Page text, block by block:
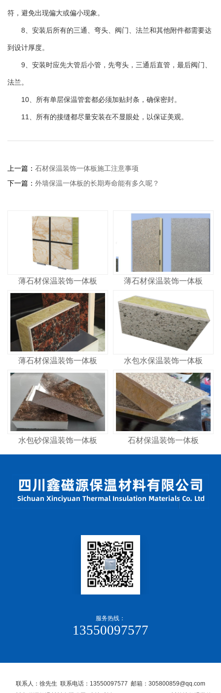
符，避免出现偏大或偏小现象。
8、安装后所有的三通、弯头、阀门、法兰和其他附件都需要达
到设计厚度。
9、安装时应先大管后小管，先弯头，三通后直管，最后阀门、
法兰。
10、所有单层保温管套都必须加贴封条，确保密封。
11、所有的接缝都尽量安装在不显眼处，以保证美观。
上一篇： 石材保温装饰一体板施工注意事项
下一篇： 外墙保温一体板的长期寿命能有多久呢？
薄石材保温装饰一体板 薄石材保温装饰一体板
薄石材保温装饰一体板 水包水保温装饰一体板
水包砂保温装饰一体板 石材保温装饰一体板
服务热线：
13550097577
联系人：徐先生 联系电话：13550097577 邮箱：305800859@qq.com